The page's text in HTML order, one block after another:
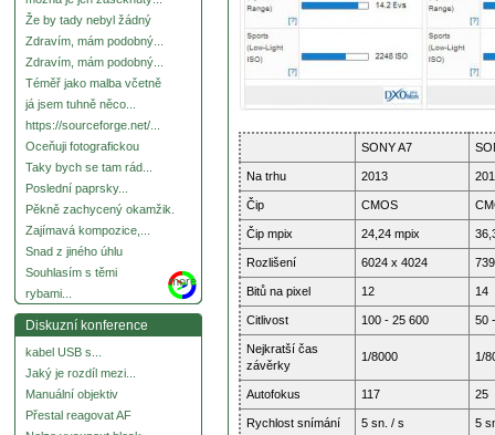
Že by tady nebyl žádný
Zdravím, mám podobný...
Zdravím, mám podobný...
Téměř jako malba včetně
já jsem tuhně něco...
https://sourceforge.net/...
Oceňuji fotografickou
Taky bych se tam rád...
Poslední paprsky...
Pěkně zachycený okamžik.
Zajímavá kompozice,...
Snad z jiného úhlu
Souhlasím s těmi
rybami...
more
Diskuzní konference
kabel USB s...
Jaký je rozdíl mezi...
Manuální objektiv
Přestal reagovat AF
SONY A7
Na trhu 2013
Čip CMOS
Čip mpix 24,24 mpix
Rozlišení 6024 x 4024
Bitů na pixel 12 14
Citlivost 100 - 25 600 50
Nejkratší čas
závěrky
1/8000 1/
Autofokus 117 25
Rychlost snímání 5 sn. / s 5